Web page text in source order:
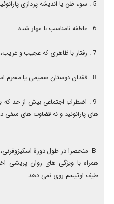
9 . اضطراب اجتماعی بیش از حد
های پارانوئید و نه قضاوت های منفی
B. منحصرا در طول دورة
همراه با ویژگی های روان پریشی
طیف اوتیسم روی نمی دهد.